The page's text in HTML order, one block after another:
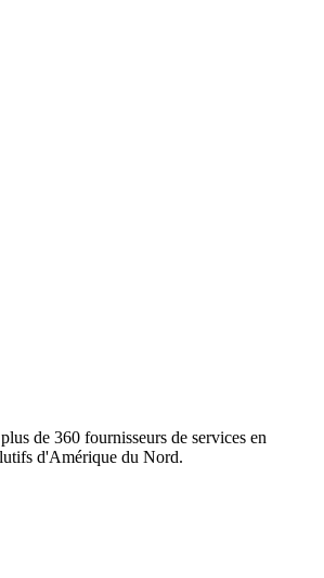
de 360 fournisseurs de services en
d'Amérique du Nord.